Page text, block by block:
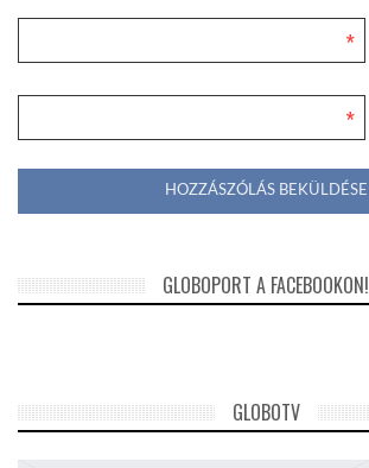
*
*
GLOBOPORT A FACEBOOKON!
GLOBOTV